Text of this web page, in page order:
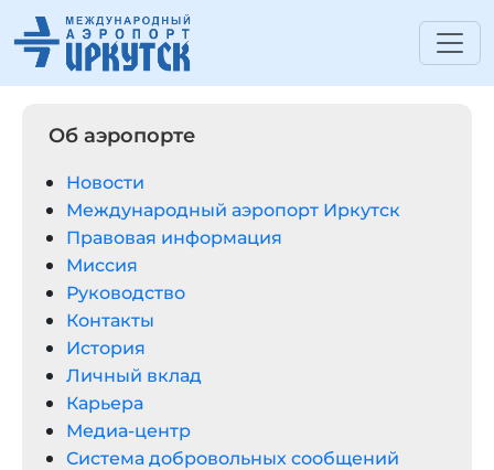
Об аэропорте
Новости
Международный аэропорт Иркутск
Правовая информация
Миссия
Руководство
Контакты
История
Личный вклад
Карьера
Медиа-центр
Система добровольных сообщений